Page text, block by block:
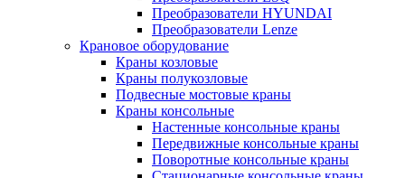
Преобразователи HYUNDAI
Преобразователи Lenze
Крановое оборудование
Краны козловые
Краны полукозловые
Подвесные мостовые краны
Краны консольные
Настенные консольные краны
Передвижные консольные краны
Поворотные консольные краны